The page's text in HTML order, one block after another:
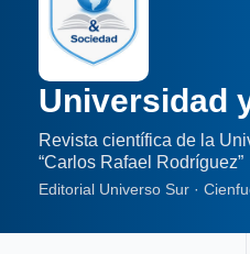
Universidad
Revista científica de la
“Carlos Rafael Rodríguez”
Editorial Universo Sur ·